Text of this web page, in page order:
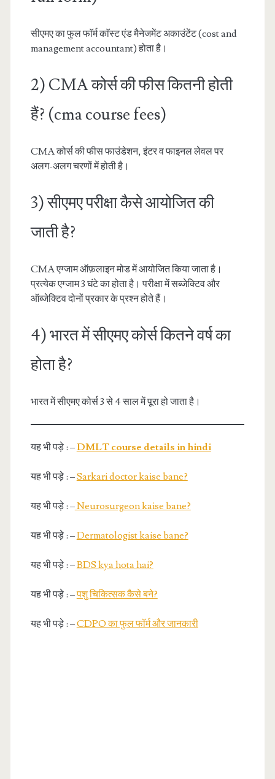
सीएमए का फुल फाॅर्म काॅस्ट एंड मैनेजमेंट अकाउंटेंट (cost and
management accountant) होता है।
2) CMA कोर्स की फीस कितनी होती
हैं? (cma course fees)
CMA कोर्स की फीस फाउंडेशन, इंटर व फाइनल लेवल पर
अलग-अलग चरणों में होती है।
3) सीएमए परीक्षा कैसे आयोजित की
जाती है?
CMA एग्जाम ऑफ़लाइन मोड में आयोजित किया जाता है।
प्रत्येक एग्जाम 3 घंटे का होता है। परीक्षा में सब्जेक्टिव और
ऑब्जेक्टिव दोनों प्रकार के प्रश्न होते हैं।
4) भारत में सीएमए कोर्स कितने वर्ष का
होता है?
भारत में सीएमए कोर्स 3 से 4 साल में पूरा हो जाता है।
यह भी पड़े : –DMLT course details in hindi
यह भी पड़े : –Sarkari doctor kaise bane?
यह भी पड़े : –Neurosurgeon kaise bane?
यह भी पड़े : –Dermatologist kaise bane?
यह भी पड़े : –BDS kya hota hai?
यह भी पड़े : –पशु चिकित्सक कैसे बने?
यह भी पड़े : –CDPO का फुल फॉर्म और जानकारी